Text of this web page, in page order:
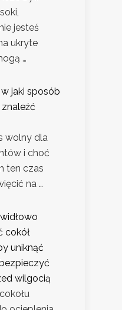
jesteś
ukryte
…
jaki sposób
wolny dla
i choć
ten czas
na …
cokół
uniknąć
wilgocią